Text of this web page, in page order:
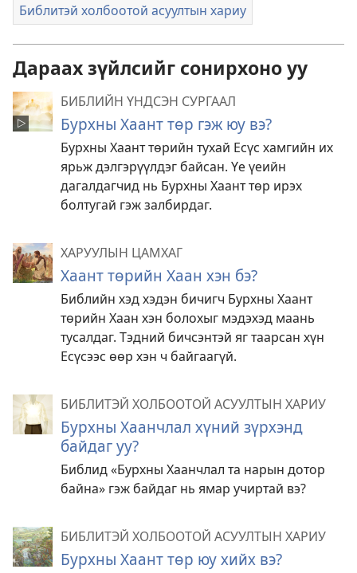
Библитэй холбоотой асуултын хариу
Дараах зүйлсийг сонирхоно уу
БИБЛИЙН ҮНДСЭН СУРГААЛ
Бурхны Хаант төр гэж юу вэ?
Бурхны Хаант төрийн тухай Есүс хамгийн их
ярьж дэлгэрүүлдэг байсан. Үе үеийн
дагалдагчид нь Бурхны Хаант төр ирэх
болтугай гэж залбирдаг.
ХАРУУЛЫН ЦАМХАГ
Хаант төрийн Хаан хэн бэ?
Библийн хэд хэдэн бичигч Бурхны Хаант
төрийн Хаан хэн болохыг мэдэхэд маань
тусалдаг. Тэдний бичсэнтэй яг таарсан хүн
Есүсээс өөр хэн ч байгаагүй.
БИБЛИТЭЙ ХОЛБООТОЙ АСУУЛТЫН ХАРИУ
Бурхны Хаанчлал хүний зүрхэнд
байдаг уу?
Библид «Бурхны Хаанчлал та нарын дотор
байна» гэж байдаг нь ямар учиртай вэ?
БИБЛИТЭЙ ХОЛБООТОЙ АСУУЛТЫН ХАРИУ
Бурхны Хаант төр юу хийх вэ?